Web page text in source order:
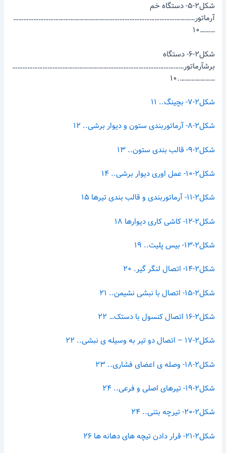
شکل۲-۵- دستگاه خم
آرماتور………………………………………………………………………………………………
………۱۰
شکل۲-۶- دستگاه
برشآرماتور…………………………………………………………………………………………
………………….۱۰
شکل۲-۷- بچینگ.. ۱۱
شکل۲-۸- آرماتوربندی ستون و دیوار برشی.. ۱۲
شکل۲-۹- قالب بندی ستون.. ۱۳
شکل۲-۱۰- عمل اوری دیوار برشی.. ۱۴
شکل۲-۱۱- آرماتوربندی و قالب بندی تیرها ۱۵
شکل۲-۱۲- کاشی کاری دیوارها ۱۸
شکل۲-۱۳- بیس پلیت.. ۱۹
شکل۲-۱۴- اتصال لنگر گیر. ۲۰
شکل۲-۱۵- اتصال با نبشی نشیمن.. ۲۱
شکل۲-۱۶ اتصال کنسول با دستک… ۲۲
شکل۲-۱۷ – اتصال دو تیر به وسیله ی نبشی.. ۲۲
شکل۲-۱۸- وصله ی اعضای فشاری.. ۲۳
شکل۲-۱۹- تیرهای اصلی و فرعی.. ۲۴
شکل۲-۲۰- تیرچه بتنی.. ۲۴
شکل۲-۲۱- قرار دادن تیچه های دهانه ها ۲۶